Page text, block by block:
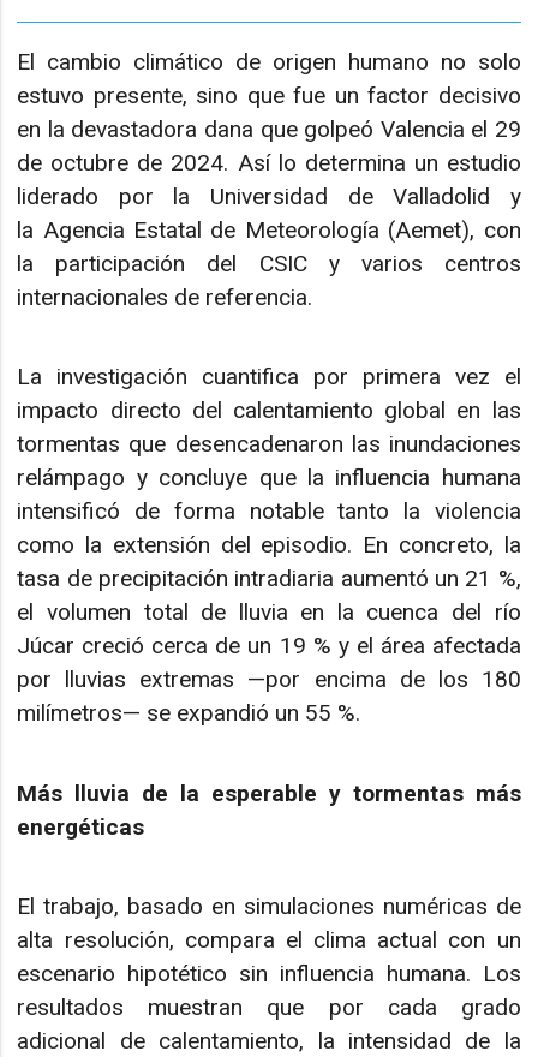
El cambio climático de origen humano no solo
estuvo presente, sino que fue un factor decisivo
en la devastadora dana que golpeó Valencia el 29
de octubre de 2024. Así lo determina un estudio
liderado por la Universidad de Valladolid y
la Agencia Estatal de Meteorología (Aemet), con
la participación del CSIC y varios centros
internacionales de referencia.
La investigación cuantifica por primera vez el
impacto directo del calentamiento global en las
tormentas que desencadenaron las inundaciones
relámpago y concluye que la influencia humana
intensificó de forma notable tanto la violencia
como la extensión del episodio. En concreto, la
tasa de precipitación intradiaria aumentó un 21 %,
el volumen total de lluvia en la cuenca del río
Júcar creció cerca de un 19 % y el área afectada
por lluvias extremas —por encima de los 180
milímetros— se expandió un 55 %.
Más lluvia de la esperable y tormentas más
energéticas
El trabajo, basado en simulaciones numéricas de
alta resolución, compara el clima actual con un
escenario hipotético sin influencia humana. Los
resultados muestran que por cada grado
adicional de calentamiento, la intensidad de la